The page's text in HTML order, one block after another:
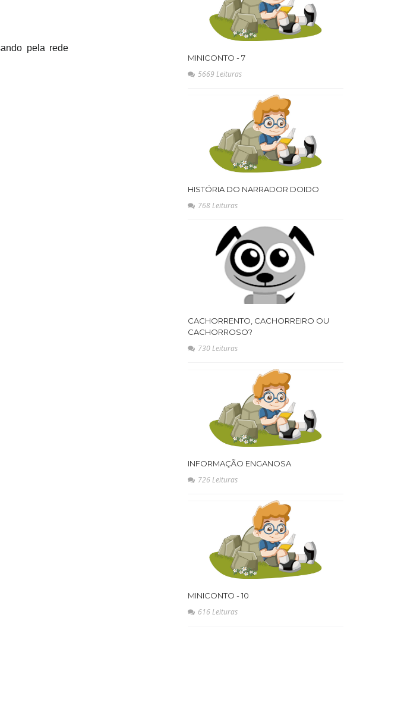
pela rede
MINICONTO - 7
5669 Leituras
HISTÓRIA DO NARRADOR DOIDO
768 Leituras
CACHORRENTO, CACHORREIRO OU
CACHORROSO?
730 Leituras
INFORMAÇÃO ENGANOSA
726 Leituras
MINICONTO - 10
616 Leituras